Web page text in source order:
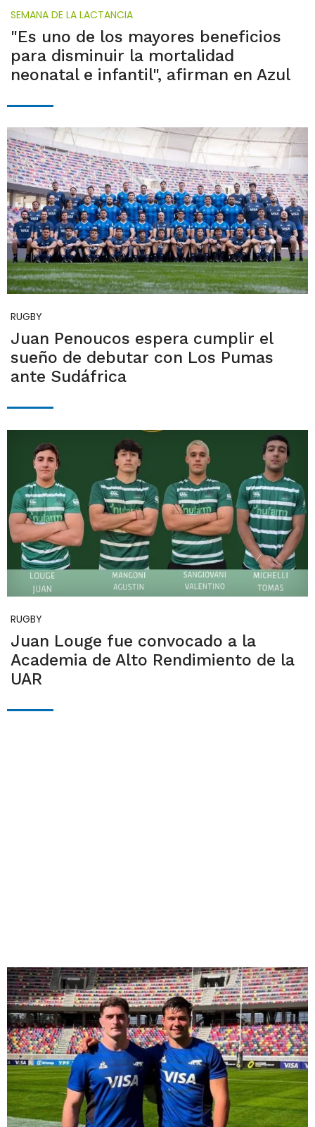
SEMANA DE LA LACTANCIA
"Es uno de los mayores beneficios
para disminuir la mortalidad
neonatal e infantil", afirman en Azul
RUGBY
Juan Penoucos espera cumplir el
sueño de debutar con Los Pumas
ante Sudáfrica
RUGBY
Juan Louge fue convocado a la
Academia de Alto Rendimiento de la
UAR